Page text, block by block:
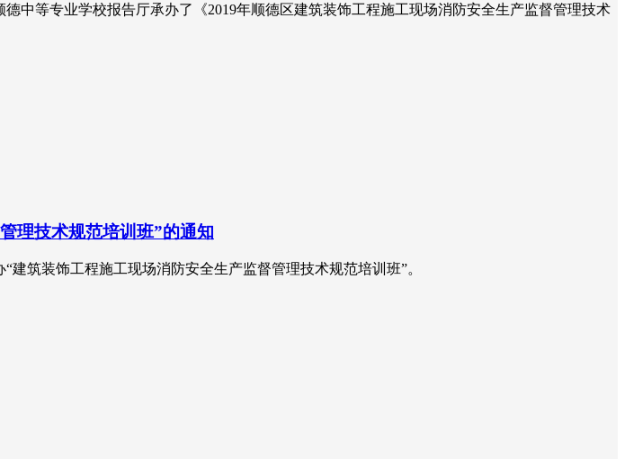
中等专业学校报告厅承办了《2019年顺德区建筑装饰工程施工现场消防安全生产监督管理技术
理技术规范培训班”的通知
筑装饰工程施工现场消防安全生产监督管理技术规范培训班”。